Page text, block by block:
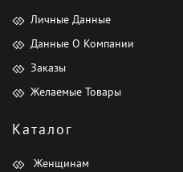
Личные Данные
Данные О Компании
Заказы
Желаемые Товары
Каталог
Женщинам